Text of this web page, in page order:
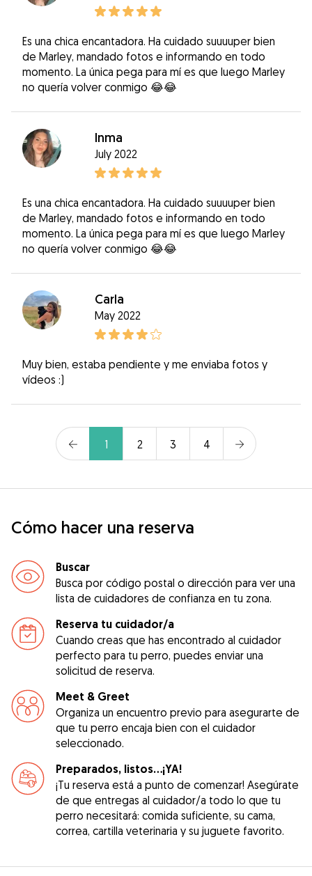
Es una chica encantadora. Ha cuidado suuuuper bien
de Marley, mandado fotos e informando en todo
momento. La única pega para mí es que luego Marley
no quería volver conmigo 😂😂
Inma
July 2022
Es una chica encantadora. Ha cuidado suuuuper bien
de Marley, mandado fotos e informando en todo
momento. La única pega para mí es que luego Marley
no quería volver conmigo 😂😂
Carla
May 2022
Muy bien, estaba pendiente y me enviaba fotos y
vídeos :)
1 2 3 4
Cómo hacer una reserva
Buscar
Busca por código postal o dirección para ver una
lista de cuidadores de confianza en tu zona.
Reserva tu cuidador/a
Cuando creas que has encontrado al cuidador
perfecto para tu perro, puedes enviar una
solicitud de reserva.
Meet & Greet
Organiza un encuentro previo para asegurarte de
que tu perro encaja bien con el cuidador
seleccionado.
Preparados, listos...¡YA!
¡Tu reserva está a punto de comenzar! Asegúrate
de que entregas al cuidador/a todo lo que tu
perro necesitará: comida suficiente, su cama,
correa, cartilla veterinaria y su juguete favorito.